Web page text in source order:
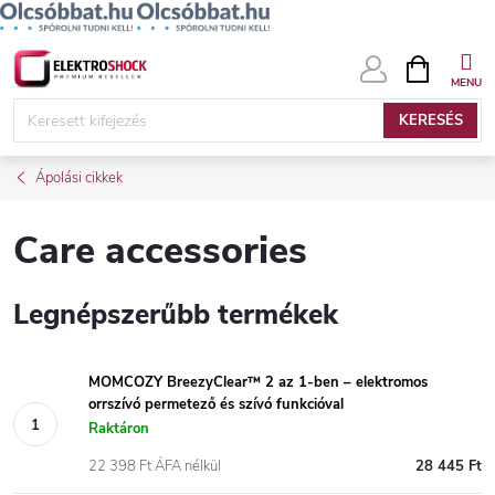
Ugrás
KERESÉS
KOSÁR
Ápolási cikkek
Care accessories
Legnépszerűbb termékek
MOMCOZY BreezyClear™ 2 az 1-ben – elektromos
orrszívó permetező és szívó funkcióval
Raktáron
28 445 Ft
22 398 Ft ÁFA nélkül